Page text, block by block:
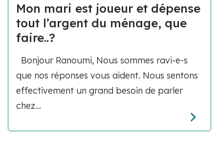
Mon mari est joueur et dépense
tout l’argent du ménage, que
faire..?
Bonjour Ranoumi, Nous sommes ravi-e-s
que nos réponses vous aident. Nous sentons
effectivement un grand besoin de parler
chez...